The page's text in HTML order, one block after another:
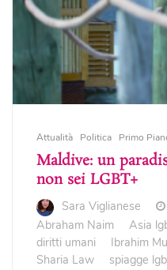
Attualità Politica Primo
Maldive: un
non sei LGBT+
Sara Viglianese
Abraham Naim
Asia
diritti umani
Ibrahim
Sharia Law
spiagge